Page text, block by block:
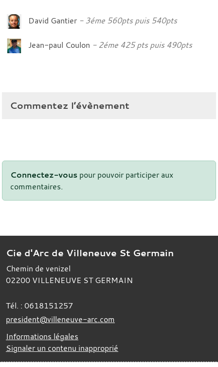
David Gantier 3éme 560pts puis 540pts
Jean-paul Coulon 2éme 425 pts puis 490pts
Commentez l’évènement
Connectez-vous pour pouvoir participer aux
commentaires.
Cie d'Arc de Villeneuve St Germain
Chemin de venizel
02200 VILLENEUVE ST GERMAIN
Tél. : 0618151257
president@villeneuve-arc.com
Informations légales
Signaler un contenu inapproprié